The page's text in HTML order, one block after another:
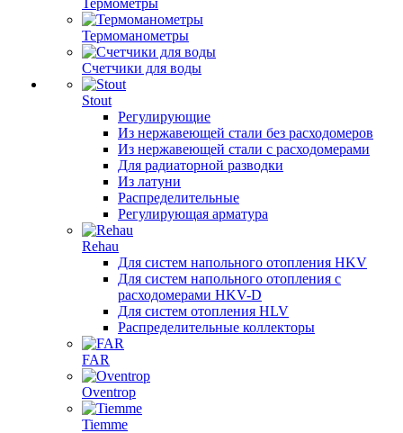
Термометры
Термоманометры
Счетчики для воды
Stout
Регулирующие
Из нержавеющей стали без расходомеров
Из нержавеющей стали с расходомерами
Для радиаторной разводки
Из латуни
Распределительные
Регулирующая арматура
Rehau
Для систем напольного отопления HKV
Для систем напольного отопления с
расходомерами HKV-D
Для систем отопления HLV
Распределительные коллекторы
FAR
Oventrop
Tiemme